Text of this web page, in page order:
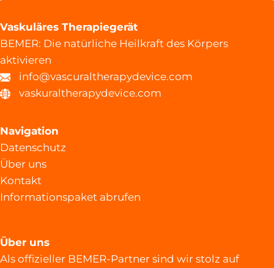
Vaskuläres Therapiegerät
BEMER: Die natürliche Heilkraft des Körpers
aktivieren
info@vascuraltherapydevice.com
vaskuraltherapydevice.com
Navigation
Datenschutz
Über uns
Kontakt
Informationspaket abrufen
Über uns
Als offizieller BEMER-Partner sind wir stolz auf